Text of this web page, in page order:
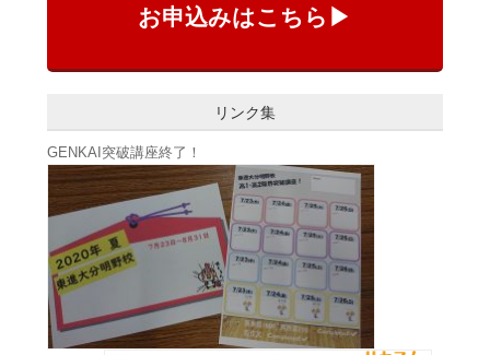
お申込みはこちら▶
リンク集
GENKAI突破講座終了！